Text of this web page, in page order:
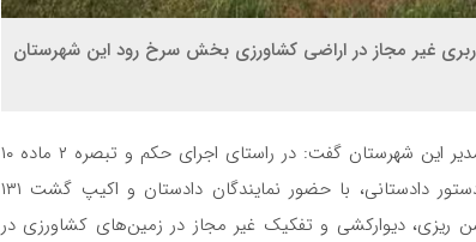
محمودآباد از قلع و قمع ۹ مورد کاربری غیر مجاز در اراضی کشاورزی بخش سرخ رود این شهرستان
به گزارش پایگاه خبری خط شمال،سیدحسین اسلامی، مدیر این شهرستان گفت: در راستای اجرای حکم و تبصره ۲ ماده ۱۰
قانون اصلاح قانون حفظ اراضی زراعی و باغها و برابر دستور دادستانی، با حضور نمایندگان دادستان و اکیپ گشت ۱۳۱
کشاورزی شهرستان محمودآباد، ۹ مورد شن ریزی، دیوارکشی و تفکیک غیر مجاز در زمین‌های کشاورزی در